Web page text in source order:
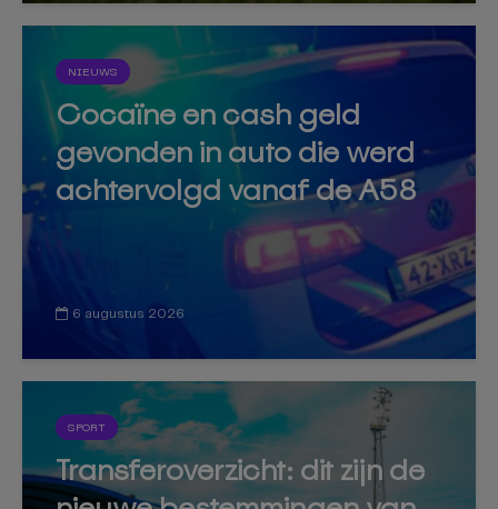
NIEUWS
Cocaïne en cash geld
gevonden in auto die werd
achtervolgd vanaf de A58
6 augustus 2026
SPORT
Transferoverzicht: dit zijn de